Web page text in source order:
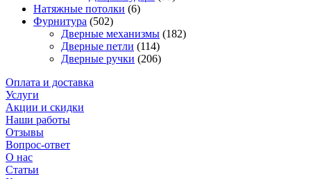
Натяжные потолки (6)
Фурнитура (502)
Дверные механизмы (182)
Дверные петли (114)
Дверные ручки (206)
Оплата и доставка
Услуги
Акции и скидки
Наши работы
Отзывы
Вопрос-ответ
О нас
Статьи